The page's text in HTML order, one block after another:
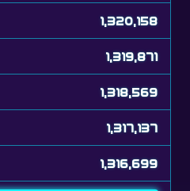
1,319,871
1,318,569
1,317,137
1,316,699